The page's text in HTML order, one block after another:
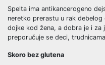
Spelta ima antikancerogeno
neretko prerastu u rak
dojke kod žena, a dobra je i za
preporučuje se deci,
Skoro bez glutena